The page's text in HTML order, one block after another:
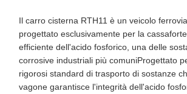
Il carro cisterna RTH11 è un veicolo
progettato esclusivamente per la
efficiente dell'acido fosforico, una delle
corrosive industriali più comuniProgettato
rigorosi standard di trasporto di sostanze
vagone garantisce l'integrità dell'acido